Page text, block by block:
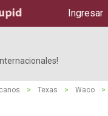
Ingresar
> Texas > Waco
>